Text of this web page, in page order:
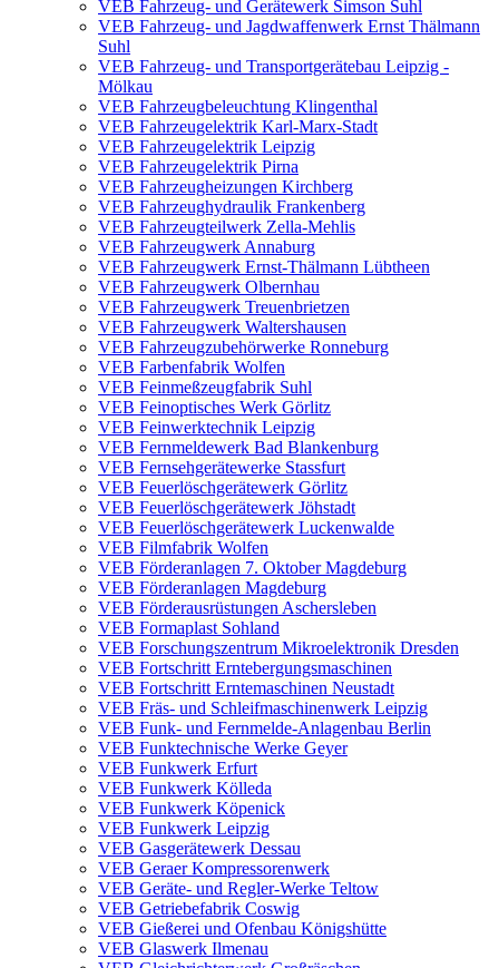
VEB Fahrzeug- und Gerätewerk Simson Suhl
VEB Fahrzeug- und Jagdwaffenwerk Ernst Thälmann
Suhl
VEB Fahrzeug- und Transportgerätebau Leipzig -
Mölkau
VEB Fahrzeugbeleuchtung Klingenthal
VEB Fahrzeugelektrik Karl-Marx-Stadt
VEB Fahrzeugelektrik Leipzig
VEB Fahrzeugelektrik Pirna
VEB Fahrzeugheizungen Kirchberg
VEB Fahrzeughydraulik Frankenberg
VEB Fahrzeugteilwerk Zella-Mehlis
VEB Fahrzeugwerk Annaburg
VEB Fahrzeugwerk Ernst-Thälmann Lübtheen
VEB Fahrzeugwerk Olbernhau
VEB Fahrzeugwerk Treuenbrietzen
VEB Fahrzeugwerk Waltershausen
VEB Fahrzeugzubehörwerke Ronneburg
VEB Farbenfabrik Wolfen
VEB Feinmeßzeugfabrik Suhl
VEB Feinoptisches Werk Görlitz
VEB Feinwerktechnik Leipzig
VEB Fernmeldewerk Bad Blankenburg
VEB Fernsehgerätewerke Stassfurt
VEB Feuerlöschgerätewerk Görlitz
VEB Feuerlöschgerätewerk Jöhstadt
VEB Feuerlöschgerätewerk Luckenwalde
VEB Filmfabrik Wolfen
VEB Förderanlagen 7. Oktober Magdeburg
VEB Förderanlagen Magdeburg
VEB Förderausrüstungen Aschersleben
VEB Formaplast Sohland
VEB Forschungszentrum Mikroelektronik Dresden
VEB Fortschritt Erntebergungsmaschinen
VEB Fortschritt Erntemaschinen Neustadt
VEB Fräs- und Schleifmaschinenwerk Leipzig
VEB Funk- und Fernmelde-Anlagenbau Berlin
VEB Funktechnische Werke Geyer
VEB Funkwerk Erfurt
VEB Funkwerk Kölleda
VEB Funkwerk Köpenick
VEB Funkwerk Leipzig
VEB Gasgerätewerk Dessau
VEB Geraer Kompressorenwerk
VEB Geräte- und Regler-Werke Teltow
VEB Getriebefabrik Coswig
VEB Gießerei und Ofenbau Königshütte
VEB Glaswerk Ilmenau